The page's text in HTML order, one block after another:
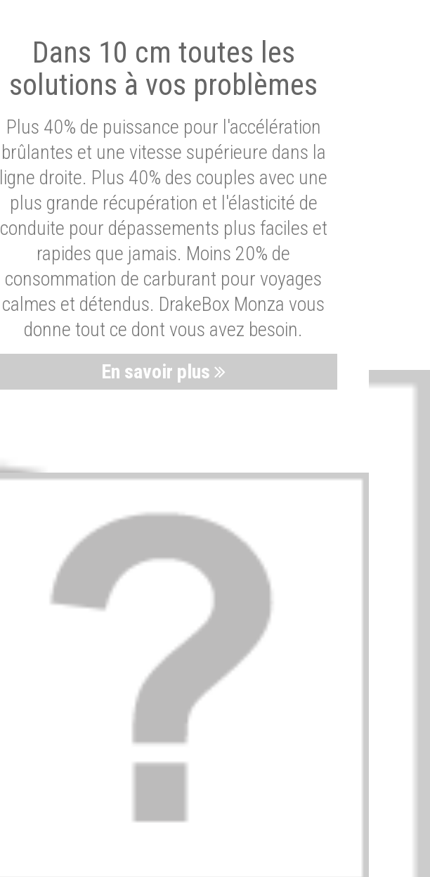
Dans 10 cm toutes les
solutions à vos problèmes
Plus 40% de puissance pour l'accélération
brûlantes et une vitesse supérieure dans la
ligne droite. Plus 40% des couples avec une
plus grande récupération et l'élasticité de
conduite pour dépassements plus faciles et
rapides que jamais. Moins 20% de
consommation de carburant pour voyages
calmes et détendus. DrakeBox Monza vous
donne tout ce dont vous avez besoin.
En savoir plus